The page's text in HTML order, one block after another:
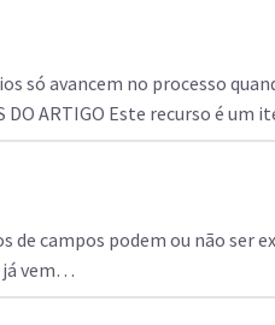
só avancem no processo
DO ARTIGO Este recurso é um
campos podem ou não ser
já vem…